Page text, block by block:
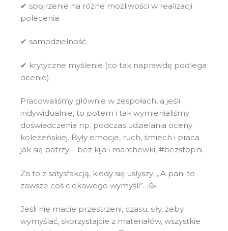
✔ spojrzenie na różne możliwości w realizacji
polecenia
✔ samodzielność
✔ krytyczne myślenie (co tak naprawdę podlega
ocenie).
Pracowaliśmy głównie w zespołach, a jeśli
indywidualnie, to potem i tak wymienialiśmy
doświadczenia np. podczas udzielania oceny
koleżeńskiej. Były emocje, ruch, śmiech i praca
jak się patrzy – bez kija i marchewki, #bezstopni.
Za to z satysfakcją, kiedy się usłyszy: „A pani to
zawsze coś ciekawego wymyśli”…🥳
Jeśli nie macie przestrzeni, czasu, siły, żeby
wymyślać, skorzystajcie z materiałów, wszystkie